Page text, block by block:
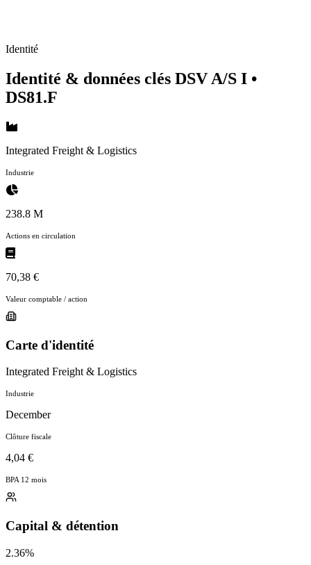
Identité
Identité & données clés DSV A/S I •
DS81.F
Integrated Freight & Logistics
Industrie
238.8 M
Actions en circulation
70,38 €
Valeur comptable / action
Carte d'identité
Integrated Freight & Logistics
Industrie
December
Clôture fiscale
4,04 €
BPA 12 mois
Capital & détention
2.36%